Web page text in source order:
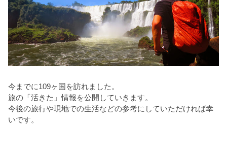
今までに109ヶ国を訪れました。
旅の「活きた」情報を公開していきます。
今後の旅行や現地での生活などの参考にしていただければ幸
いです。